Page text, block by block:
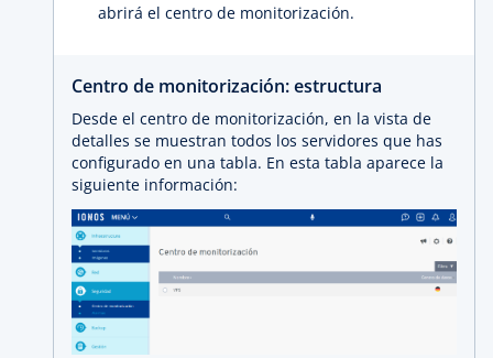
abrirá el centro de monitorización.
Centro de monitorización: estructura
Desde el centro de monitorización, en la vista de
detalles se muestran todos los servidores que has
configurado en una tabla. En esta tabla aparece la
siguiente información: